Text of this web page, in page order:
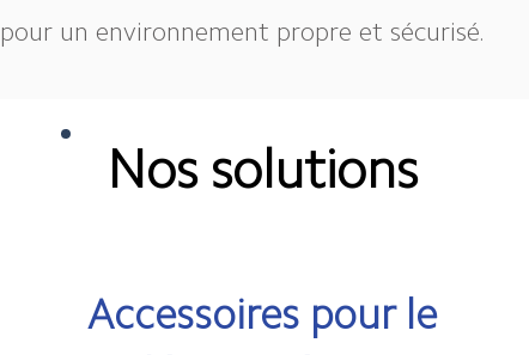
pour un environnement propre et sécurisé.
Nos solutions
Accessoires pour le